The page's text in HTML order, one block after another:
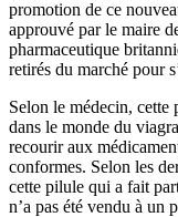
promotion de ce
approuvé par le maire
pharmaceutique
retirés du marché pour
Selon le médecin, cette
dans le monde du
recourir aux
conformes. Selon les
cette pilule qui a fait
n’a pas été vendu à un